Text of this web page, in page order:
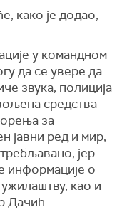
како је додао,
у командном
да се увере да
звука, полиција
средства
за
јавни ред и мир,
јер
информације о
као и
Дачић.